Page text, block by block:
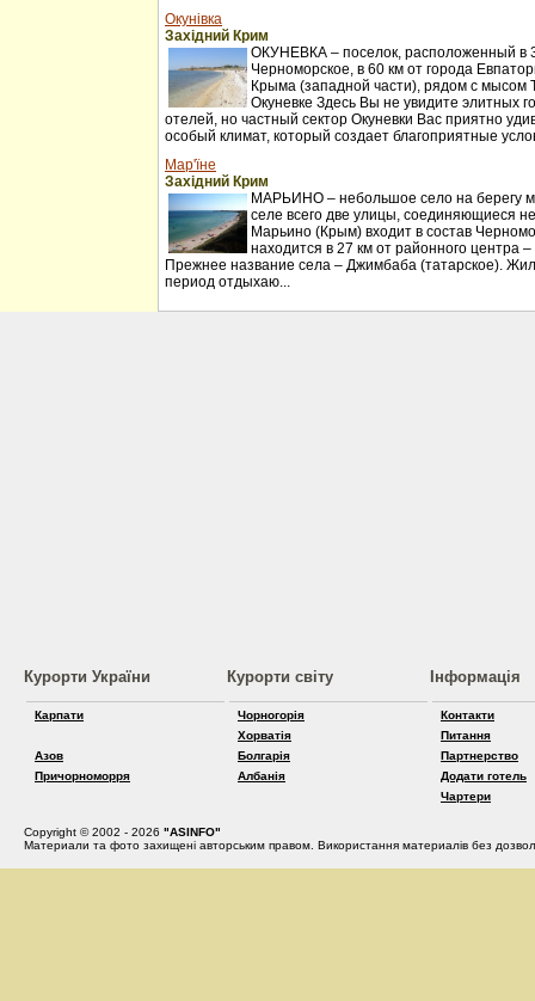
Окунівка
Західний Крим
ОКУНЕВКА – поселок, расположенный в
Черноморское, в 60 км от города
Крыма (западной части), рядом с мысом
Окуневке Здесь Вы не увидите элитных
отелей, но частный сектор Окуневки Вас приятно
особый климат, который создает благоприятные
Мар'їне
Західний Крим
МАРЬИНО – небольшое село на берегу
селе всего две улицы, соединяющиеся
Марьино (Крым) входит в состав
находится в 27 км от районного центра
Прежнее название села – Джимбаба (татарское).
период отдыхаю...
Курорти України
Карпати
Азов
Причорноморря
Курорти світу
Чорногорія
Хорватія
Болгарія
Албанія
Інформація
Контакти
Питання
Партнерство
Додати готель
Чартери
Copyright © 2002 - 2026 "ASINFO"
Материали та фото захищені авторським правом. Використання материалів без